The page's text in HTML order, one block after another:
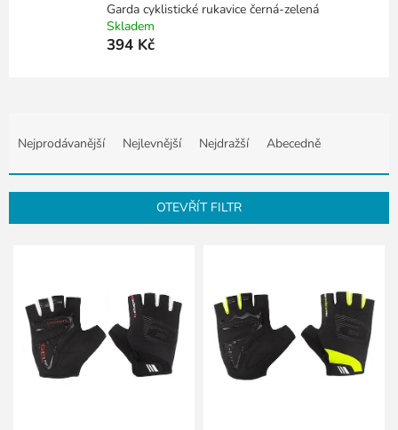
Garda cyklistické rukavice černá-zelená
Skladem
394 Kč
e
n
í
Nejprodávanější Nejlevnější Nejdražší Abecedně
OTEVŘÍT FILTR